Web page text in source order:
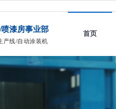
喷漆房事业部
产线/自动涂装机
首页